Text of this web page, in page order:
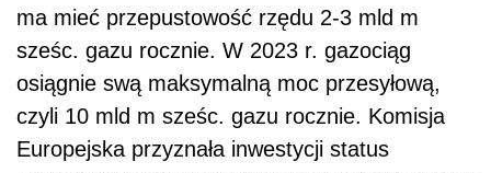
ma mieć przepustowość rzędu 2-3 mld m
sześc. gazu rocznie. W 2023 r. gazociąg
osiągnie swą maksymalną moc przesyłową,
czyli 10 mld m sześc. gazu rocznie. Komisja
Europejska przyznała inwestycji status